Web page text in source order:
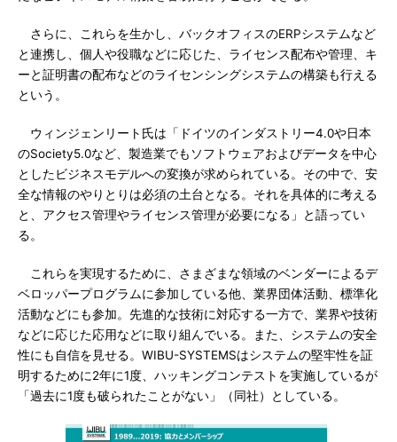
さらに、これらを生かし、バックオフィスのERPシステムなど
と連携し、個人や役職などに応じた、ライセンス配布や管理、キ
ーと証明書の配布などのライセンシングシステムの構築も行える
という。
ウィンジェンリート氏は「ドイツのインダストリー4.0や日本
のSociety5.0など、製造業でもソフトウェアおよびデータを中心
としたビジネスモデルへの変換が求められている。その中で、安
全な情報のやりとりは必須の土台となる。それを具体的に考える
と、アクセス管理やライセンス管理が必要になる」と語ってい
る。
これらを実現するために、さまざまな領域のベンダーによるデ
ベロッパープログラムに参加している他、業界団体活動、標準化
活動などにも参加。先進的な技術に対応する一方で、業界や技術
などに応じた応用などに取り組んでいる。また、システムの安全
性にも自信を見せる。WIBU-SYSTEMSはシステムの堅牢性を証
明するために2年に1度、ハッキングコンテストを実施しているが
「過去に1度も破られたことがない」（同社）としている。